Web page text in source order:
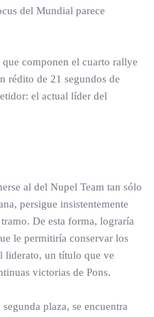
del Mundial parece
componen el cuarto rallye
rédito de 21 segundos de
el actual líder del
al del Nupel Team tan sólo
persigue insistentemente
De esta forma, lograría
le permitiría conservar los
liderato, un título que ve
victorias de Pons.
plaza, se encuentra